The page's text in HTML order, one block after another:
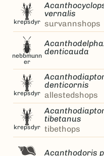
krepsdyr
vernalis
survannshops
nebbmunn
er
denticauda
krepsdyr
denticornis
allestedshops
krepsdyr
tibetanus
tibethops
Acanthodoris